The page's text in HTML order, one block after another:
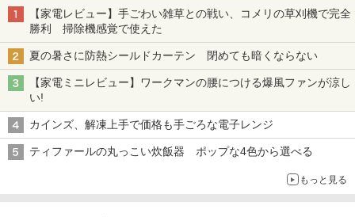
【家電レビュー】手ごわい雑草との戦い、コメリの草刈機で完全
勝利 掃除機感覚で使えた
夏の暑さに防熱シールドカーテン 閉めても暗くならない
【家電ミニレビュー】ワークマンの腰につける爆風ファンが涼し
い!
カインズ、解凍上手で価格も手ごろな電子レンジ
ティファールの丸っこい炊飯器 ポップな4色から選べる
もっと見る